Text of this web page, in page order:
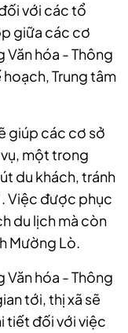
với các tổ
giữa các cơ
Văn hóa - Thông
Trung tâm
giúp các cơ sở
một trong
du khách, tránh
Việc được phục
du lịch mà còn
Mường Lò.
Văn hóa - Thông
tới, thị xã sẽ
tiết đối với việc